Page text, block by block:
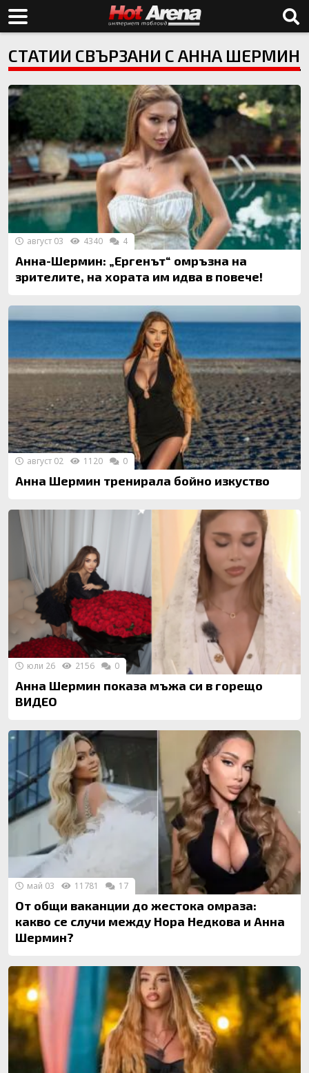
СТАТИИ СВЪРЗАНИ С АННА ШЕРМИН
Анна-Шермин: „Ергенът“ омръзна на
зрителите, на хората им идва в повече!
август 03 4340 4
Анна Шермин тренирала бойно изкуство
август 02 1120 0
Анна Шермин показа мъжа си в горещо
ВИДЕО
юли 26 2156 0
От общи ваканции до жестока омраза:
какво се случи между Нора Недкова и Анна
Шермин?
май 03 11781 17